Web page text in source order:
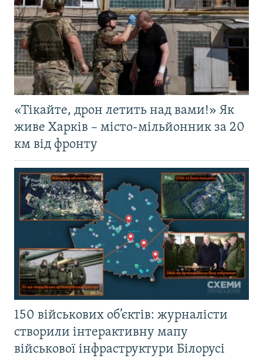
«Тікайте, дрон летить над вами!» Як
живе Харків – місто-мільйонник за 20
км від фронту
150 військових об’єктів: журналісти
створили інтерактивну мапу
військової інфраструктури Білорусі